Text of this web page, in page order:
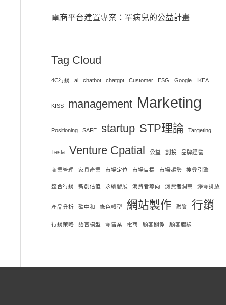
電商平台建置專案：罕病兒的公益計畫
Tag Cloud
4C行銷 ai chatbot chatgpt Customer ESG Google IKEA
KISS management Marketing
Positioning SAFE startup STP理論 Targeting
Tesla Venture Cpatial 公益 創投 品牌經營
商業管理 家具產業 市場定位 市場目標 市場趨勢 搜尋引擎
整合行銷 新創估值 永續發展 消費者導向 消費者洞察 淨零排放
產品分析 碳中和 綠色轉型 網站製作 融資 行銷
行銷策略 語言模型 零售業 電商 顧客關係 顧客體驗